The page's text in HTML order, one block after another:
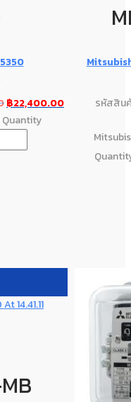
฿22,400.00
Quantity
รหัสสิน